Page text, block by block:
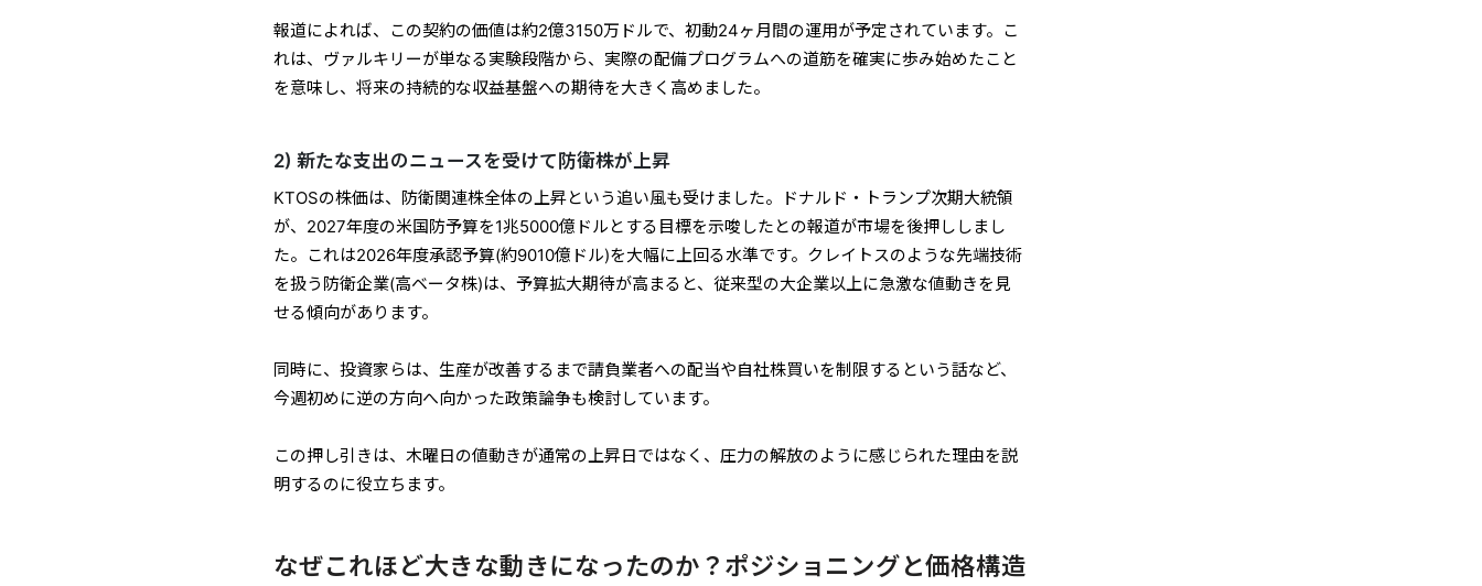
報道によれば、この契約の価値は約2億3150万ドルで、初動24ヶ月間の運用が予定されています。こ
れは、ヴァルキリーが単なる実験段階から、実際の配備プログラムへの道筋を確実に歩み始めたこと
を意味し、将来の持続的な収益基盤への期待を大きく高めました。
2) 新たな支出のニュースを受けて防衛株が上昇
KTOSの株価は、防衛関連株全体の上昇という追い風も受けました。ドナルド・トランプ次期大統領
が、2027年度の米国防予算を1兆5000億ドルとする目標を示唆したとの報道が市場を後押ししまし
た。これは2026年度承認予算(約9010億ドル)を大幅に上回る水準です。クレイトスのような先端技術
を扱う防衛企業(高ベータ株)は、予算拡大期待が高まると、従来型の大企業以上に急激な値動きを見
せる傾向があります。
同時に、投資家らは、生産が改善するまで請負業者への配当や自社株買いを制限するという話など、
今週初めに逆の方向へ向かった政策論争も検討しています。
この押し引きは、木曜日の値動きが通常の上昇日ではなく、圧力の解放のように感じられた理由を説
明するのに役立ちます。
なぜこれほど大きな動きになったのか？ポジショニングと価格構造